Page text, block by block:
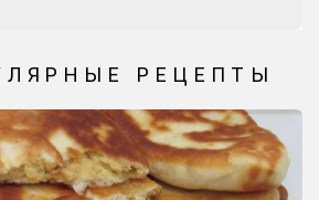
РЕЦЕПТЫ